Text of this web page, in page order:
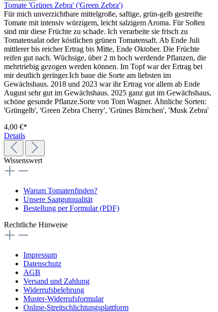
Tomate 'Grünes Zebra' ('Green Zebra')
Für mich unverzichtbare mittel­große, saftige, grün-gelb gestreifte
Tomate mit intensiv würzigem, leicht salzigem Aroma. Für Soßen
sind mir diese Früchte zu schade. Ich verarbeite sie frisch zu
Tomatensalat oder köstlichen grünen Tomatensaft. Ab Ende Juli
mittlerer bis reicher Ertrag bis Mitte, Ende Oktober. Die Früchte
reifen gut nach. Wüchsige, über 2 m hoch werdende Pflanzen, die
mehrtriebig gezogen werden können. Im Topf war der Ertrag bei
mir deutlich geringer.Ich baue die Sorte am liebsten im
Gewächshaus. 2018 und 2023 war ihr Ertrag vor allem ab Ende
August sehr gut im Gewächshaus. 2025 ganz gut im Gewächshaus,
schöne gesunde Pflanze.Sorte von Tom Wagner. Ähnliche Sorten:
'Grüngelb', 'Green Zebra Cherry', 'Grünes Birnchen', 'Musk Zebra'
4,00 €*
Details
Wissenswert
Warum Tomatenfinden?
Unsere Saatgutqualität
Bestellung per Formular (PDF)
Rechtliche Hinweise
Impressum
Datenschutz
AGB
Versand und Zahlung
Widerrufsbelehrung
Muster-Widerrufsformular
Online-Streitschlichtungsplattform